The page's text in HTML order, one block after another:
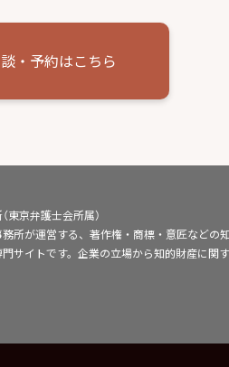
・予約はこちら
東京弁護士会所属）
所が運営する、著作権・商標・意匠などの
サイトです。企業の立場から知的財産に関